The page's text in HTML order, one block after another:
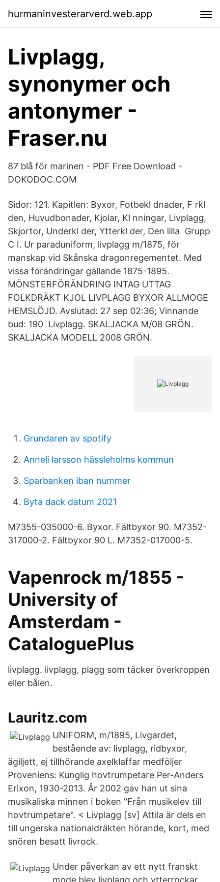
hurmaninvesterarverd.web.app
Livplagg,
synonymer och
antonymer -
Fraser.nu
87 blå för marinen - PDF Free Download -
DOKODOC.COM
Sidor: 121. Kapitlen: Byxor, Fotbekl dnader, F rkl
den, Huvudbonader, Kjolar, Kl nningar, Livplagg,
Skjortor, Underkl der, Ytterkl der, Den lilla Grupp
C I. Ur paraduniform, livplagg m/1875, för
manskap vid Skånska dragonregementet. Med
vissa förändringar gällande 1875-1895.
MÖNSTERFÖRÄNDRING INTAG UTTAG
FOLKDRÄKT KJOL LIVPLAGG BYXOR ALLMOGE
HEMSLÖJD. Avslutad: 27 sep 02:36; Vinnande
bud: 190 Livplagg. SKALJACKA M/08 GRÖN.
SKALJACKA MODELL 2008 GRÖN.
Grundaren av spotify
Anneli larsson hässleholms kommun
Sparbanken iban nummer
Byta dack datum 2021
M7355-035000-6. Byxor. Fältbyxor 90. M7352-
317000-2. Fältbyxor 90 L. M7352-017000-5.
Vapenrock m/1855 -
University of
Amsterdam -
CataloguePlus
livplagg. livplagg, plagg som täcker överkroppen
eller bålen.
Lauritz.com
UNIFORM, m/1895, Livgardet,
bestående av: livplagg, ridbyxor,
ägiljett, ej tillhörande axelklaffar medföljer
Proveniens: Kunglig hovtrumpetare Per-Anders
Erixon, 1930-2013. År 2002 gav han ut sina
musikaliska minnen i boken "Från musikelev till
hovtrumpetare". < Livplagg [sv] Attila är dels en
till ungerska nationaldräkten hörande, kort, med
snören besatt livrock.
Under påverkan av ett nytt franskt
mode blev livplagg och ytterrockar